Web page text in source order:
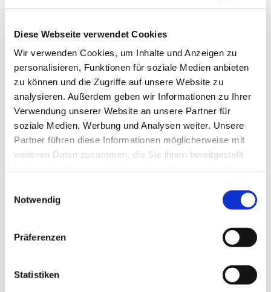
Diese Webseite verwendet Cookies
Wir verwenden Cookies, um Inhalte und Anzeigen zu
personalisieren, Funktionen für soziale Medien anbieten
zu können und die Zugriffe auf unsere Website zu
analysieren. Außerdem geben wir Informationen zu Ihrer
Verwendung unserer Website an unsere Partner für
soziale Medien, Werbung und Analysen weiter. Unsere
Partner führen diese Informationen möglicherweise mit
weiteren Daten zusammen, die Sie ihnen bereitgestellt
Notwendig
Präferenzen
Statistiken